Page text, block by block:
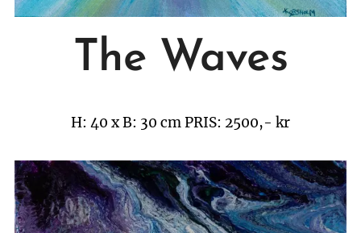
The Waves
H: 40 x B: 30 cmPRIS: 2500,- kr